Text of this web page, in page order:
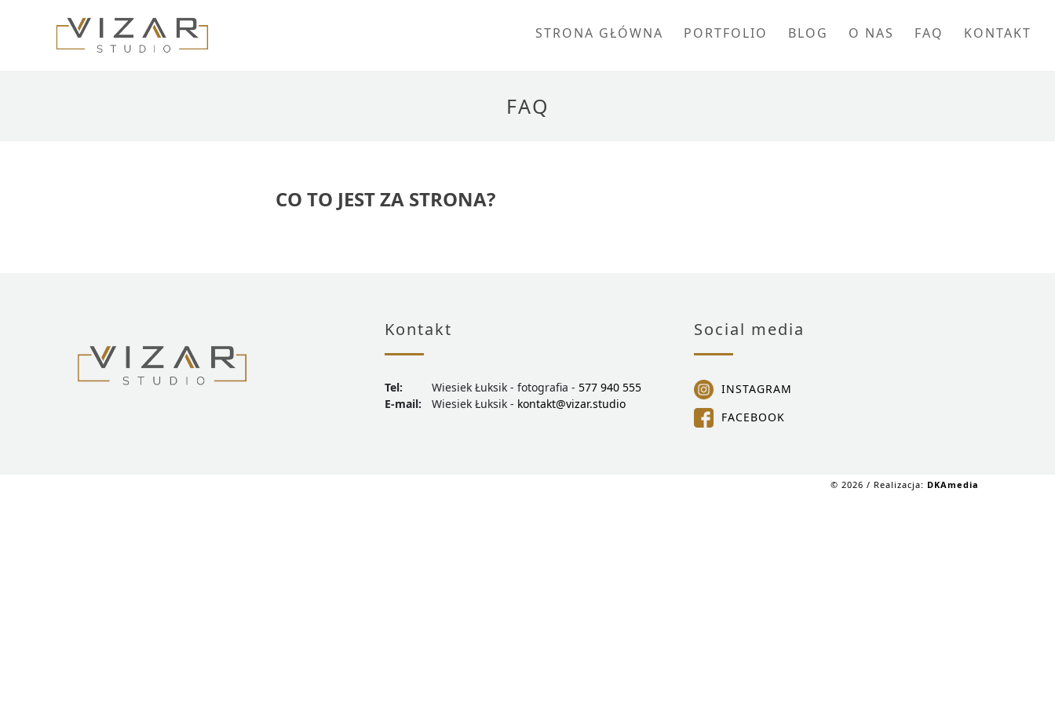
STRONA GŁÓWNA PORTFOLIO BLOG O NAS FAQ KONTAKT
FAQ
CO TO JEST ZA STRONA?
Kontakt
Tel: Wiesiek Łuksik - fotografia -577 940 555
E-mail:
Wiesiek Łuksik - kontakt@vizar.studio
Social media
INSTAGRAM
FACEBOOK
© 2026 / Realizacja: DKAmedia